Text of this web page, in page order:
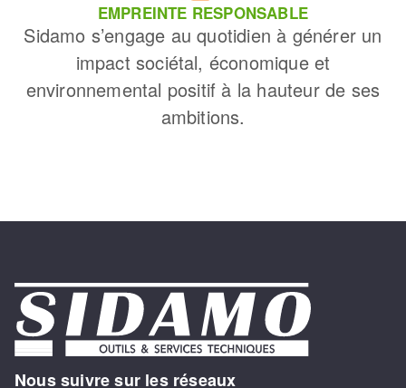
EMPREINTE RESPONSABLE
Sidamo s’engage au quotidien à générer un
impact sociétal, économique et
environnemental positif à la hauteur de ses
ambitions.
Nous suivre sur les réseaux